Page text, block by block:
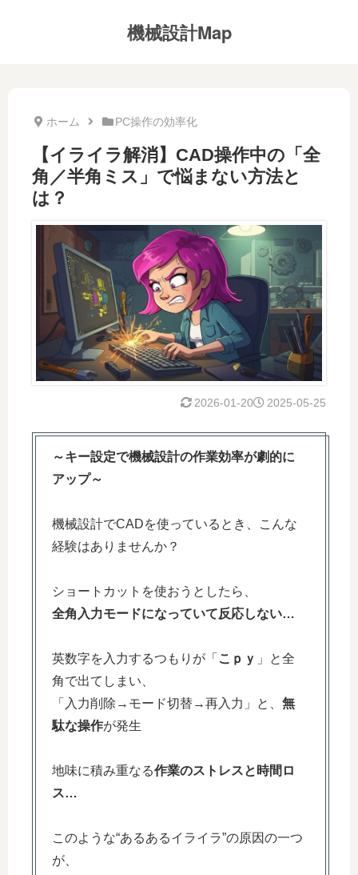
機械設計Map
ホーム PC操作の効率化
【イライラ解消】CAD操作中の「全
角／半角ミス」で悩まない方法と
は？
2025-05-25
2026-01-20
～キー設定で機械設計の作業効率が劇的に
アップ～
機械設計でCADを使っているとき、こんな
経験はありませんか？
ショートカットを使おうとしたら、
全角入力モードになっていて反応しない…
英数字を入力するつもりが「 こｐｙ 」と全
角で出てしまい、
「入力削除→モード切替→再入力」と、 無
駄な操作が発生
地味に積み重なる作業のストレスと時間ロ
ス…
このような“あるあるイライラ”の原因の一つ
が、